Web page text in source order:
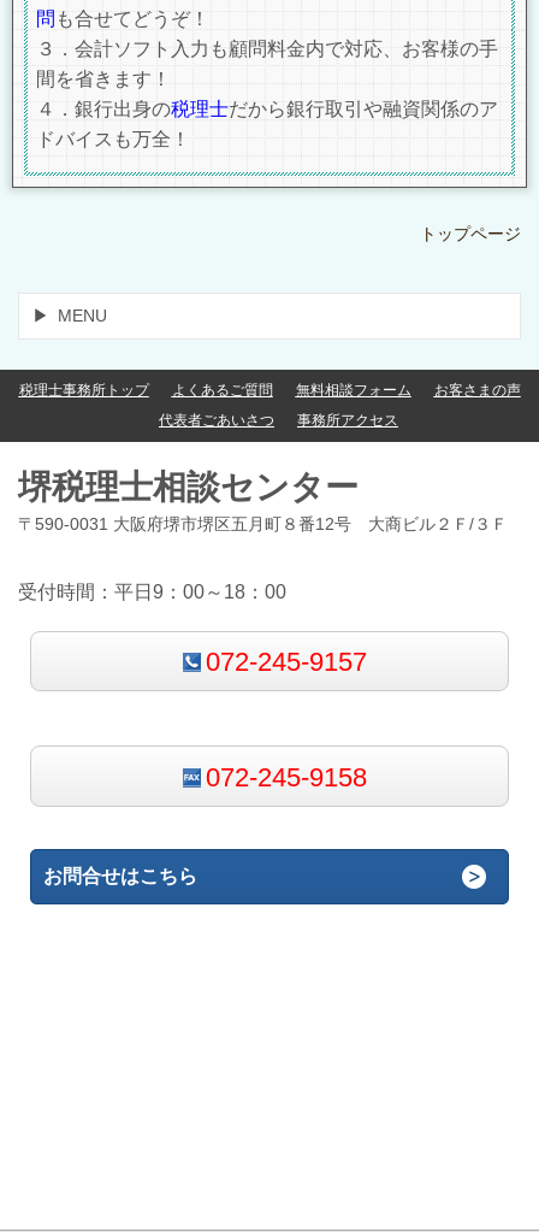
問 も合せてどうぞ！
３．会計ソフト入力も顧問料金内で対応、お客様の手
間を省きます！
４．銀行出身の税理士だから銀行取引や融資関係のア
ドバイスも万全！
トップページ
MENU
税理士事務所トップ よくあるご質問 無料相談フォーム
お客さまの声
代表者ごあいさつ
事務所アクセス
堺税理士相談センター
〒590-0031 大阪府堺市堺区五月町８番12号 大商ビル２Ｆ/３Ｆ
受付時間：平日9：00～18：00
072-245-9157
072-245-9158
お問合せはこちら